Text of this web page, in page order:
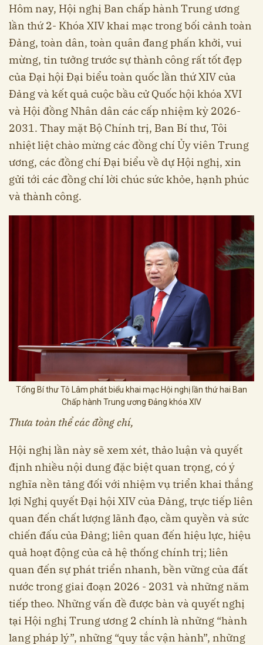
Hôm nay, Hội nghị Ban chấp hành Trung ương
lần thứ 2- Khóa XIV khai mạc trong bối cảnh toàn
Đảng, toàn dân, toàn quân đang phấn khởi, vui
mừng, tin tưởng trước sự thành công rất tốt đẹp
của Đại hội Đại biểu toàn quốc lần thứ XIV của
Đảng và kết quả cuộc bầu cử Quốc hội khóa XVI
và Hội đồng Nhân dân các cấp nhiệm kỳ 2026-
2031. Thay mặt Bộ Chính trị, Ban Bí thư, Tôi
nhiệt liệt chào mừng các đồng chí Ủy viên Trung
ương, các đồng chí Đại biểu về dự Hội nghị, xin
gửi tới các đồng chí lời chúc sức khỏe, hạnh phúc
và thành công.
Tổng Bí thư Tô Lâm phát biểu khai mạc Hội nghị lần thứ hai Ban
Chấp hành Trung ương Đảng khóa XIV
Thưa toàn thể các đồng chí,
Hội nghị lần này sẽ xem xét, thảo luận và quyết
định nhiều nội dung đặc biệt quan trọng, có ý
nghĩa nền tảng đối với nhiệm vụ triển khai thắng
lợi Nghị quyết Đại hội XIV của Đảng, trực tiếp liên
quan đến chất lượng lãnh đạo, cầm quyền và sức
chiến đấu của Đảng; liên quan đến hiệu lực, hiệu
quả hoạt động của cả hệ thống chính trị; liên
quan đến sự phát triển nhanh, bền vững của đất
nước trong giai đoạn 2026 - 2031 và những năm
tiếp theo. Những vấn đề được bàn và quyết nghị
tại Hội nghị Trung ương 2 chính là những “hành
lang pháp lý”, những “quy tắc vận hành”, những